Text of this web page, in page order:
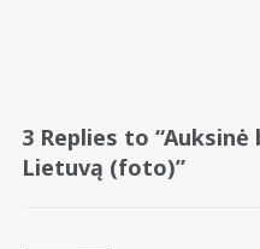
3 Replies to
Lietuvą (foto)”